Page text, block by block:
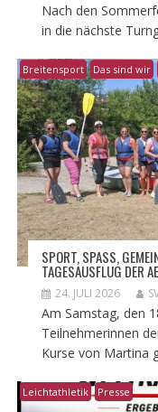
Nach den
in die nächste
Breitensport Das sind wir
​SPORT, SPASS,
AGESAUSFLUG DER
24. JULI 2026
Am Samstag, den
Teilnehmerinnen
Kurse von Martina
Leichtathletik Presse